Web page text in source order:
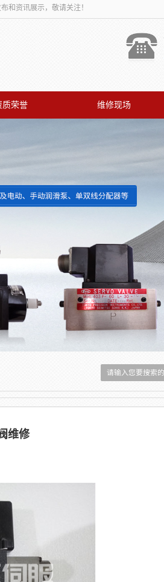
和资讯展示，敬请关注！
质荣誉 维修现场
维修